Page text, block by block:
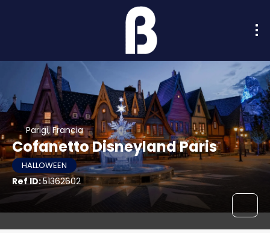
Parigi, Francia
Cofanetto Disneyland Paris
HALLOWEEN
Ref ID:51362602